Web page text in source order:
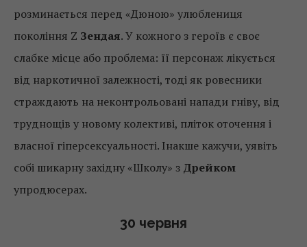
розминається перед «Дюною» улюблениця
покоління Z Зендая. У кожного з героїв є своє
слабке місце або проблема: її персонаж лікується
від наркотичної залежності, тоді як ровесники
страждають на неконтрольовані напади гніву, від
труднощів у новому колективі, пліток оточення і
власної гіперсексуальності. Інакше кажучи, уявіть
собі шикарну західну «Школу» з Дрейком
упродюсерах.
30 червня